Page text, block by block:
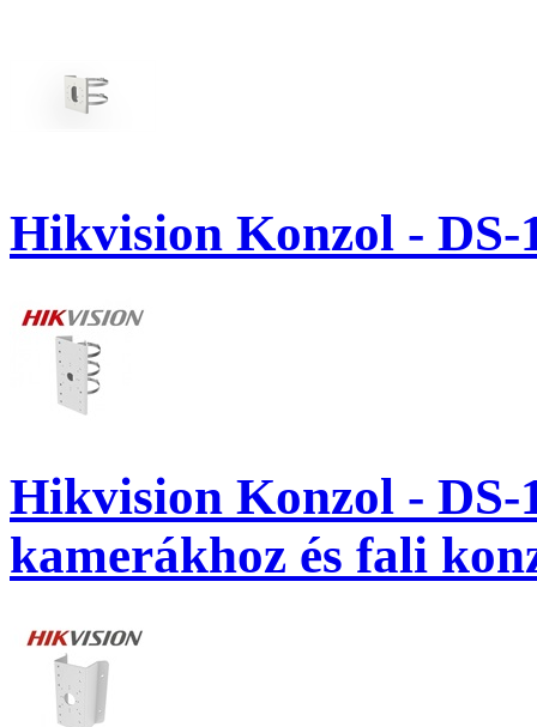
Hikvision Konzol - DS-
Hikvision Konzol - DS-
kamerákhoz és fali